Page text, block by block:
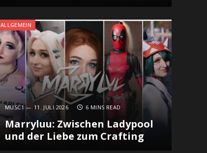
ALLGEMEIN
MUSC1 11. JULI 2026 6 MINS READ
Marryluu: Zwischen Ladypool
und der Liebe zum Crafting